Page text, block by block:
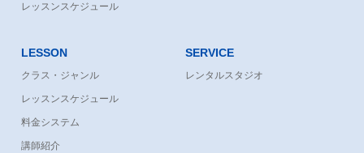
レッスンスケジュール
LESSON
クラス・ジャンル
レッスンスケジュール
料金システム
講師紹介
SERVICE
レンタルスタジオ